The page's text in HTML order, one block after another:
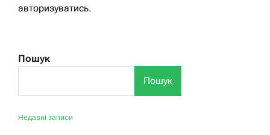
авторизуватись.
Пошук
Пошук
Недавні записи